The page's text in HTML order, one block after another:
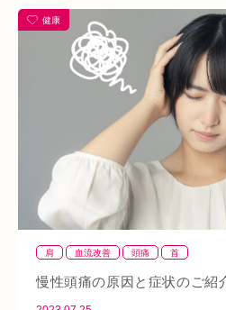
ばね指 小顔 乾燥肌
阪急桂駅 天満橋 天王寺
好転反応 脱水症
なんばウォーク イオンタウン小阪
駅構内 八戸ノ里駅 呼吸
健康
肩 血流改善 頭痛 首
慢性頭痛の原因と症状のご紹